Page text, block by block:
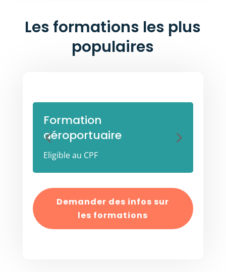
Les formations les plus
populaires
Formation
aéroportuaire
Eligible au CPF
Demander des infos sur
les formations